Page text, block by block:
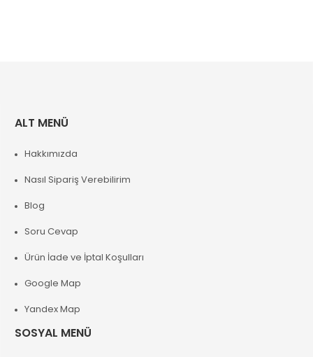
ALT MENÜ
Hakkımızda
Nasıl Sipariş Verebilirim
Blog
Soru Cevap
Ürün İade ve İptal Koşulları
Google Map
Yandex Map
SOSYAL MENÜ